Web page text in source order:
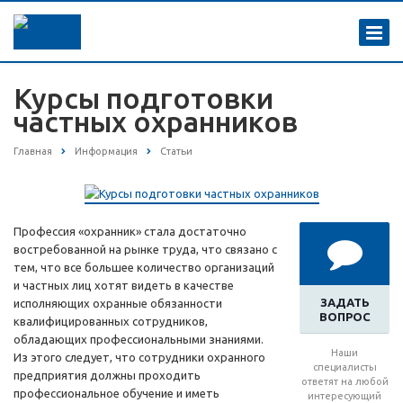
Курсы подготовки
частных охранников
Главная Информация Статьи
ЗАДАТЬ
ВОПРОС
Наши
специалисты
ответят на любой
интересующий
Профессия «охранник» стала достаточно
востребованной на рынке труда, что связано с
тем, что все большее количество организаций
и частных лиц хотят видеть в качестве
исполняющих охранные обязанности
квалифицированных сотрудников,
обладающих профессиональными знаниями.
Из этого следует, что сотрудники охранного
предприятия должны проходить
профессиональное обучение и иметь